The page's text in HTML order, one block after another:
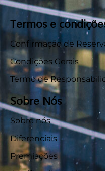
Termos e
Confirmação de
Condições Gerais
Termo de
Sobre Nós
Sobre nós
Diferenciais
Premiações